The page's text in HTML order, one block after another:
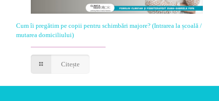
Cum îi pregătim pe copii pentru schimbări majore? (Intrarea la școală /
mutarea domiciliului)
Citește